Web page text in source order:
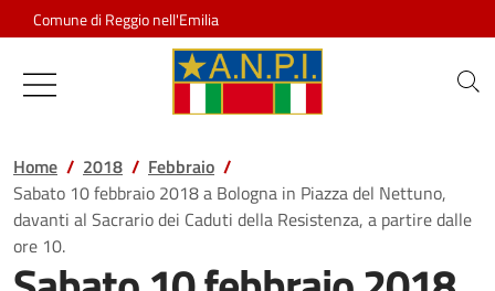
Salta al contenuto
Comune di Reggio nell'Emilia
Associazione Nazionale
Home 2018
Febbraio
Sabato 10 febbraio 2018 a Bologna in Piazza del Nettuno,
davanti al Sacrario dei Caduti della Resistenza, a partire dalle
ore 10.